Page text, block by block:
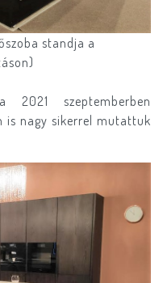
standja a
2021 szeptemberben
is nagy sikerrel mutattuk